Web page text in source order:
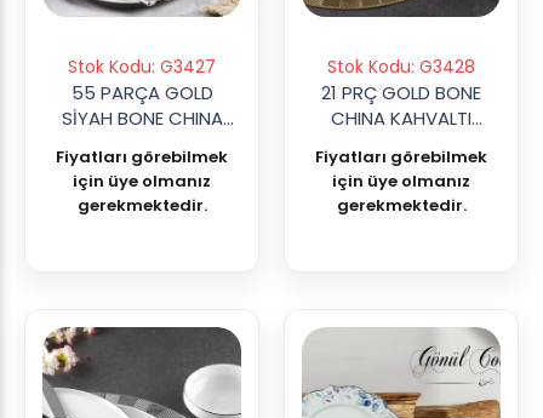
Stok Kodu: G3427
55 PARÇA GOLD
SİYAH BONE CHINA
Fiyatları görebilmek
için üye olmanız
gerekmektedir.
Stok Kodu: G3428
21 PRÇ GOLD BONE
CHINA KAHVALTI
Fiyatları görebilmek
için üye olmanız
gerekmektedir.